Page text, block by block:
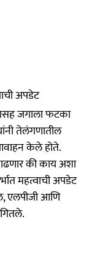
अपडेट
जगाला फटका
तेलंगणातील
केले होते.
की काय अशा
महत्वाची अपडेट
एलपीजी आणि